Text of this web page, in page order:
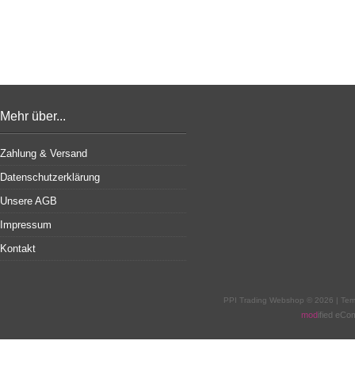
Mehr über...
Zahlung & Versand
Datenschutzerklärung
Unsere AGB
Impressum
Kontakt
PPI Trading Webshop © 2026 |
modified